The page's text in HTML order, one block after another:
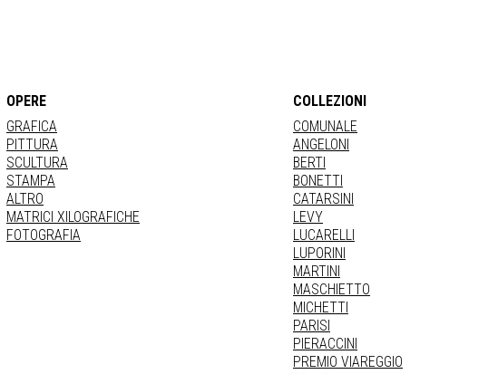
OPERE
GRAFICA
PITTURA
SCULTURA
STAMPA
ALTRO
MATRICI XILOGRAFICHE
FOTOGRAFIA
COLLEZIONI
COMUNALE
ANGELONI
BERTI
BONETTI
CATARSINI
LEVY
LUCARELLI
LUPORINI
MARTINI
MASCHIETTO
MICHETTI
PARISI
PIERACCINI
PREMIO VIAREGGIO